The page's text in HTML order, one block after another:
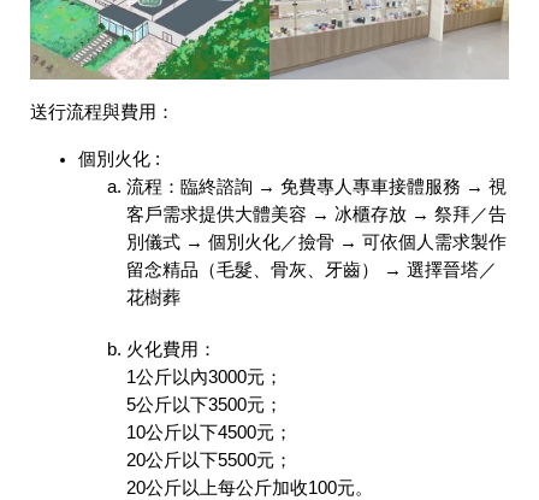
送行流程與費用：
個別火化 :
流程：臨終諮詢 → 免費專人專車接體服務 → 視
客戶需求提供大體美容 → 冰櫃存放 → 祭拜／告
別儀式 → 個別火化／撿骨 → 可依個人需求製作
留念精品（毛髮、骨灰、牙齒） → 選擇晉塔／
花樹葬
火化費用：
1公斤以內3000元；
5公斤以下3500元；
10公斤以下4500元；
20公斤以下5500元；
20公斤以上每公斤加收100元。